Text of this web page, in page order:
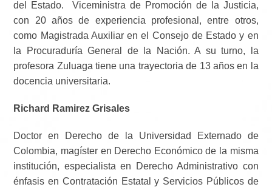
del Estado. Viceministra de Promoción de la Justicia,
con 20 años de experiencia profesional, entre otros,
como Magistrada Auxiliar en el Consejo de Estado y en
la Procuraduría General de la Nación. A su turno, la
profesora Zuluaga tiene una trayectoria de 13 años en la
docencia universitaria.
Richard Ramirez Grisales
Doctor en Derecho de la Universidad Externado de
Colombia, magíster en Derecho Económico de la misma
institución, especialista en Derecho Administrativo con
énfasis en Contratación Estatal y Servicios Públicos de